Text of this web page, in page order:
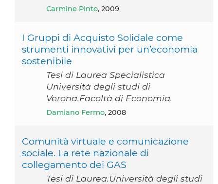
Carmine Pinto, 2009
I Gruppi di Acquisto Solidale come
strumenti innovativi per un’economia
sostenibile
Tesi di Laurea Specialistica
Università degli studi di
Verona.Facoltà di Economia.
Damiano Fermo, 2008
Comunità virtuale e comunicazione
sociale. La rete nazionale di
collegamento dei GAS
Tesi di Laurea.Università degli studi